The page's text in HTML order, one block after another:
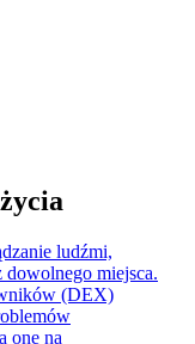
ludźmi,
miejsca.
(DEX)
one na